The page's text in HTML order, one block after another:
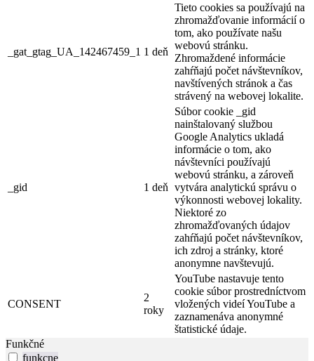
_gat_gtag_UA_142467459_1 1 deň
Tieto cookies sa používajú na
zhromažďovanie informácií o
tom, ako používate našu
webovú stránku.
Zhromaždené informácie
zahŕňajú počet návštevníkov,
navštívených stránok a čas
strávený na webovej lokalite.
_gid 1 deň
Súbor cookie _gid
nainštalovaný službou
Google Analytics ukladá
informácie o tom, ako
návštevníci používajú
webovú stránku, a zároveň
vytvára analytickú správu o
výkonnosti webovej lokality.
Niektoré zo
zhromažďovaných údajov
zahŕňajú počet návštevníkov,
ich zdroj a stránky, ktoré
anonymne navštevujú.
CONSENT
2
roky
YouTube nastavuje tento
cookie súbor prostredníctvom
vložených videí YouTube a
zaznamenáva anonymné
štatistické údaje.
Funkčné
funkcne